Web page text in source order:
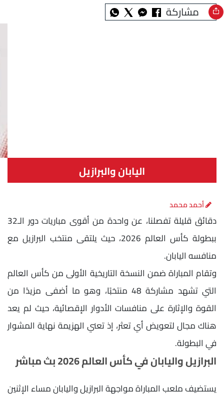
مشاركة
اليابان والبرازيل
أحمد محمد
دقائق قليلة تفصلنا، عن واحدة من أقوى مباريات دور الـ32
ببطولة كأس العالم 2026، حيث يلتقى منتخب البرازيل مع
منافسه اليابان.
وتقام المباراة ضمن النسخة التاريخية الأولى من كأس العالم
التي تشهد مشاركة 48 منتخبًا، وهو ما أضفى مزيدًا من
القوة والإثارة على منافسات الأدوار الإقصائية، حيث لم يعد
هناك مجال لتعويض أي تعثر، إذ تعني الهزيمة نهاية المشوار
في البطولة.
البرازيل واليابان في كأس العالم 2026 بث مباشر
يستضيف ملعب المباراة مواجهة البرازيل واليابان مساء الإثنين